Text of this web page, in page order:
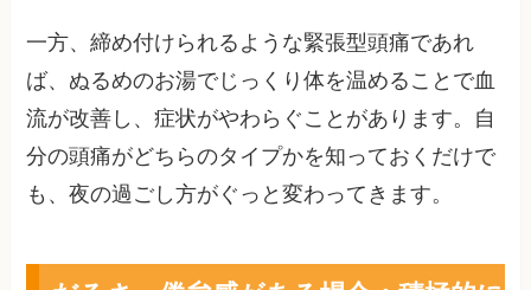
一方、締め付けられるような緊張型頭痛であれ
ば、ぬるめのお湯でじっくり体を温めることで血
流が改善し、症状がやわらぐことがあります。自
分の頭痛がどちらのタイプかを知っておくだけで
も、夜の過ごし方がぐっと変わってきます。